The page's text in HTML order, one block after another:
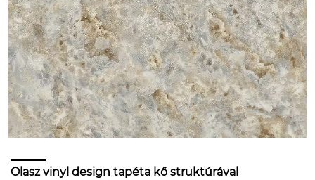
Olasz vinyl design tapéta kő struktúrával